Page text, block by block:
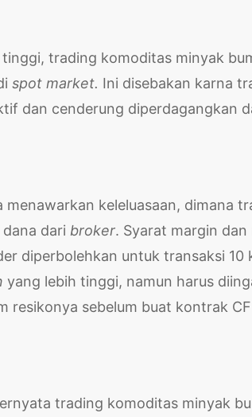
trading komoditas minyak
spot market. Ini disebakan karna
dan cenderung diperdagangkan
keleluasaan, dimana
dari broker. Syarat margin
diperbolehkan untuk transaksi 10
yang lebih tinggi, namun harus
resikonya sebelum buat kontrak
trading komoditas minyak